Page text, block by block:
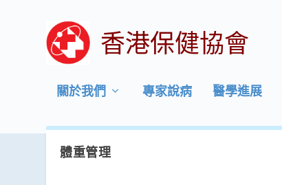
香港保健協會
關於我們 專家說病 醫學進展
體重管理